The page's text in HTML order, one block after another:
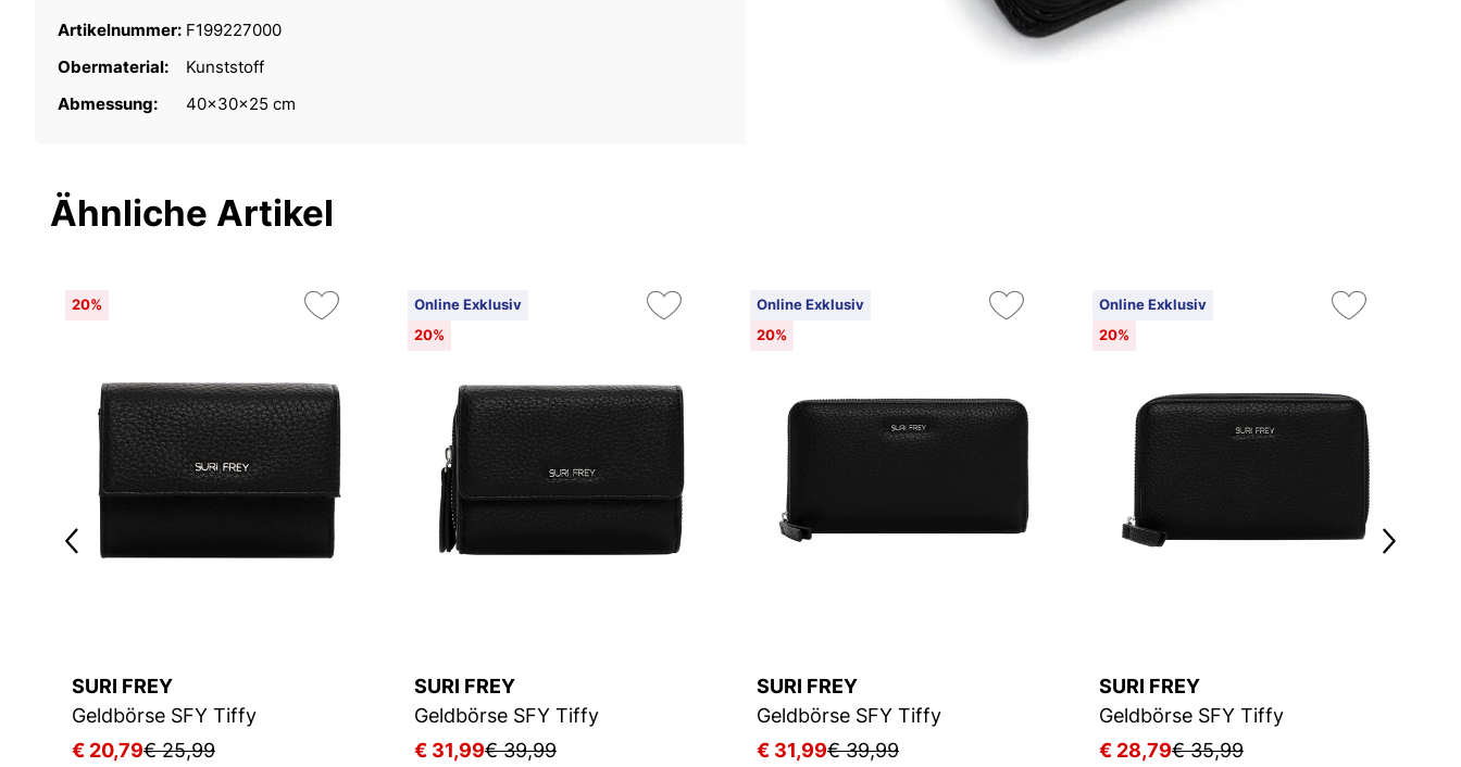
Artikelnummer: F199227000
Obermaterial:
Kunststoff
Abmessung:
40x30x25 cm
Ähnliche Artikel
20%
SURI FREY
Geldbörse SFY Tiffy
€ 20,79€ 25,99
Online Exklusiv
20%
SURI FREY
Geldbörse SFY Tiffy
€ 31,99€ 39,99
Online Exklusiv
20%
SURI FREY
Geldbörse SFY Tiffy
€ 31,99€ 39,99
Online Exklusiv
20%
SURI FREY
Geldbörse SFY Tiffy
€ 28,79€ 35,99